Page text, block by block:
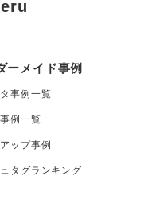
ーメイド事例
事例一覧
例一覧
ップ事例
タグランキング